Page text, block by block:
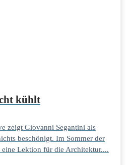
kühlt
zeigt Giovanni Segantini als
beschönigt. Im Sommer der
Lektion für die Architektur....